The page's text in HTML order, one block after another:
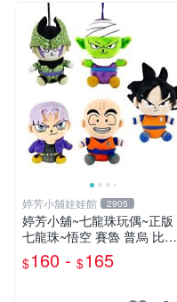
婷芳小舖娃娃館 2905
婷芳小舖~七龍珠玩偶~正版
七龍珠~悟空 賽魯 普烏 比克
克林 特南克斯 娃娃 玩偶~七
龍珠玩偶~生日情人禮
$160 - $165